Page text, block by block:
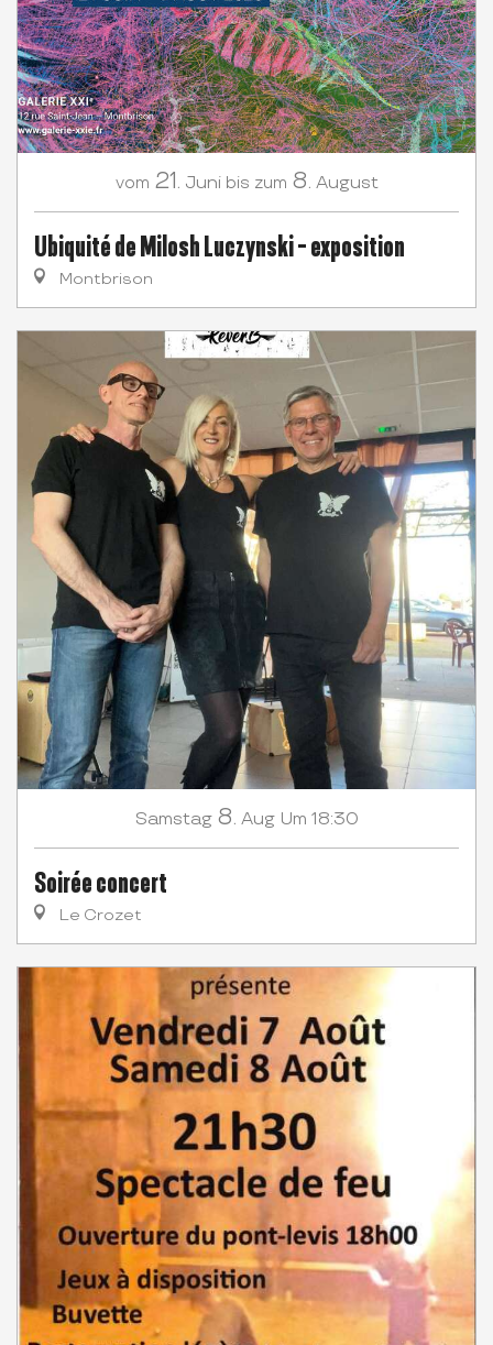
vom 21. Juni bis zum 8. August
Ubiquité de Milosh Luczynski - exposition
Montbrison
Samstag 8. Aug Um 18:30
Soirée concert
Le Crozet